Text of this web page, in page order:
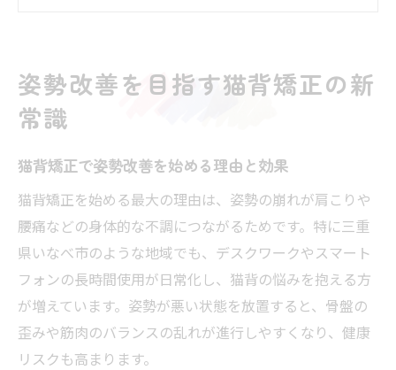
猫背矯正がもたらす心身のバランスへの影
骨盤矯正と猫背矯正の相乗効果について解
説
骨盤の歪みが猫背矯正に及ぼす影響を知る
猫背矯正に骨盤ケアを組み合わせるメリッ
ト
骨盤矯正を通じて得られる猫背改善の実感
猫背矯正と骨盤矯正の正しい順序と進め方
姿勢改善を目指す猫背矯正の新
常識
猫背矯正で姿勢改善を始める理由と効果
猫背矯正を始める最大の理由は、姿勢の崩れが肩こりや
腰痛などの身体的な不調につながるためです。特に三重
県いなべ市のような地域でも、デスクワークやスマート
フォンの長時間使用が日常化し、猫背の悩みを抱える方
が増えています。姿勢が悪い状態を放置すると、骨盤の
歪みや筋肉のバランスの乱れが進行しやすくなり、健康
リスクも高まります。